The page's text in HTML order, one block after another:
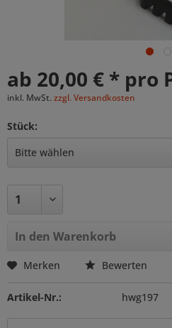
ab 20,00 € * pro
inkl. MwSt. zzgl. Versandkosten
Stück:
In den Warenkorb
Merken Bewerten
Artikel-Nr.: hwg197